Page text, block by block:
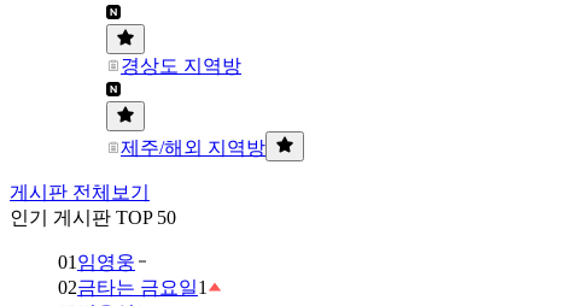
경상도 지역방
제주/해외 지역방
게시판 전체보기
인기 게시판 TOP 50
01 임영웅
02금타는 금요일1